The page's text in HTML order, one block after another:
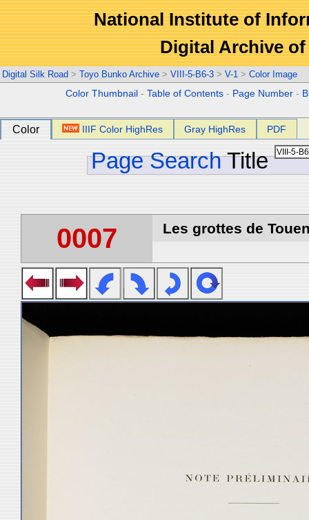
National Institute of
Digital Archive
Digital Silk Road > Toyo Bunko Archive > VIII-5-B6-3 > V-1 > Color Image
Color Thumbnail -Table of Contents - Page Number -
Color IIIF Color HighRes Gray HighRes PDF
Page Search Title
0007 Les grottes de